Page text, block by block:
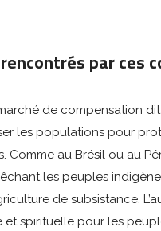
par ces
de compensation
les populations pour
au Brésil ou au
les peuples
de subsistance.
spirituelle pour les